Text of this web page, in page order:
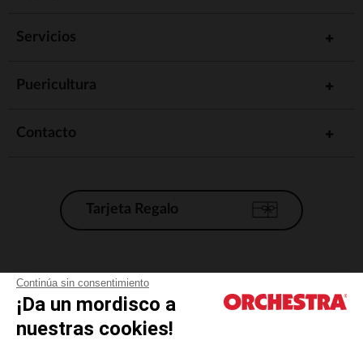
Continúa sin consentimiento
¡Da un mordisco a
nuestras cookies!
Servicios
Puericultura
Contacto
Tarjeta Regalo
Condiciones generales de venta
Aviso Legal
*Condiciones de las ofertas actuales